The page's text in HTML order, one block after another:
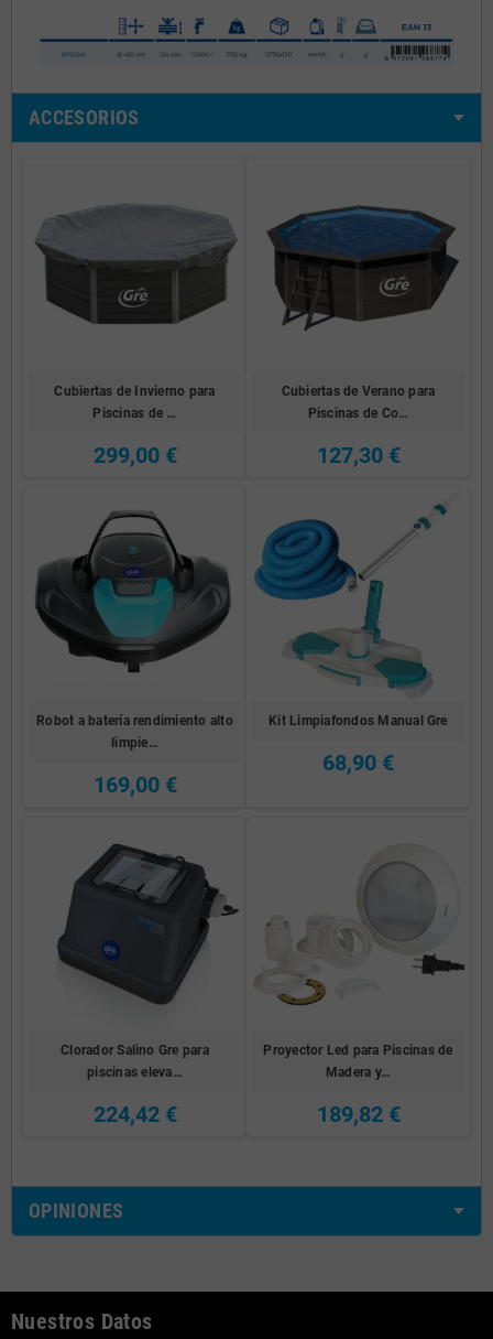
ACCESORIOS
Cubiertas de Invierno para
Piscinas de …
299,00 €
Cubiertas de Verano para
Piscinas de Co…
127,30 €
Robot a batería rendimiento alto
limpie…
169,00 €
Kit Limpiafondos Manual Gre
68,90 €
Clorador Salino Gre para
piscinas eleva…
224,42 €
Proyector Led para Piscinas de
Madera y…
189,82 €
OPINIONES
Nuestros Datos